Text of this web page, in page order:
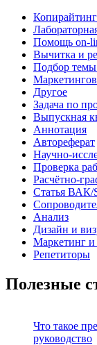
Копирайтинг
Помощь on-
Вычитка и
Подбор
Другое
Задача по
Выпускная
Аннотация
Автореферат
Научно-
Проверка
Расчётно-
Статья ВАК/
Анализ
Дизайн и
Маркетинг
Репетиторы
Полезные
Что такое
руководство